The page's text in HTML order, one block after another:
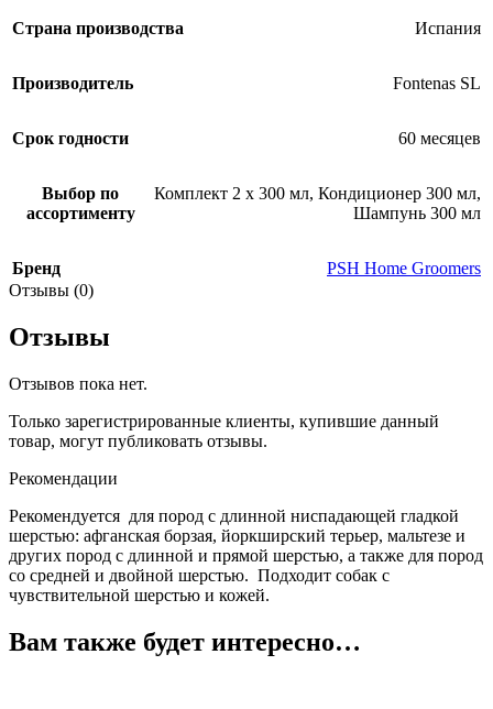
Страна производства Испания
Производитель Fontenas SL
Срок годности 60 месяцев
Выбор по
ассортименту
Комплект 2 х 300 мл, Кондиционер 300 мл,
Шампунь 300 мл
Бренд
PSH Home Groomers
Отзывы (0)
Отзывы
Отзывов пока нет.
Только зарегистрированные клиенты, купившие данный
товар, могут публиковать отзывы.
Рекомендации
Рекомендуется для пород с длинной ниспадающей гладкой
шерстью: афганская борзая, йоркширский терьер, мальтезе и
других пород с длинной и прямой шерстью, а также для пород
со средней и двойной шерстью. Подходит собак с
чувствительной шерстью и кожей.
Вам также будет интересно…